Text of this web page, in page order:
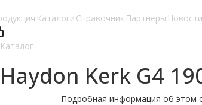
Каталоги Справочник Партнеры Новости
Каталог
Haydon Kerk G4
Подробная информация об этом